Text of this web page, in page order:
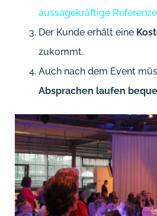
aussagekräftige
Der Kunde erhält eine
zukommt.
Auch nach dem Event
Absprachen laufen